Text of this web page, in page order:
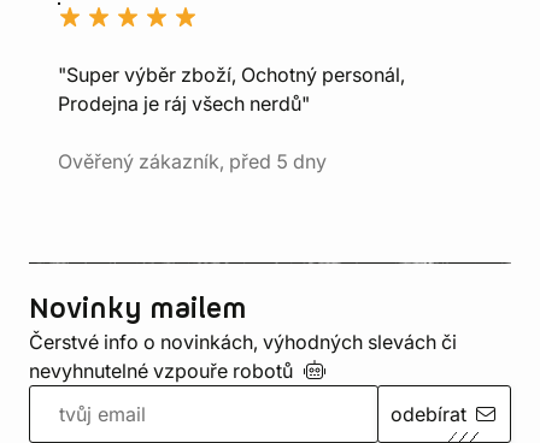
"Super výběr zboží, Ochotný personál,
Prodejna je ráj všech nerdů"
Ověřený zákazník, před 5 dny
Novinky mailem
Čerstvé info o novinkách, výhodných slevách či
nevyhnutelné vzpouře robotů
odebírat